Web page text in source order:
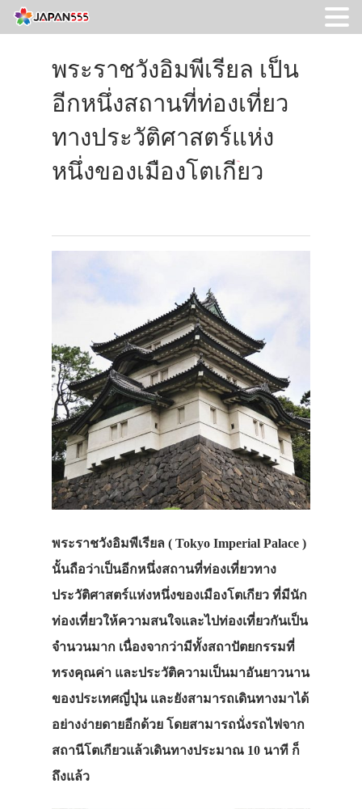
พระราชวังอิมพีเรียล เป็น
อีกหนึ่งสถานที่ท่องเที่ยว
ทางประวัติศาสตร์แห่ง
หนึ่งของเมืองโตเกียว
พระราชวังอิมพีเรียล ( Tokyo Imperial Palace )
นั้นถือว่าเป็นอีกหนึ่งสถานที่ท่องเที่ยวทาง
ประวัติศาสตร์แห่งหนึ่งของเมืองโตเกียว ที่มีนัก
ท่องเที่ยวให้ความสนใจและไปท่องเที่ยวกันเป็น
จำนวนมาก เนื่องจากว่ามีทั้งสถาปัตยกรรมที่
ทรงคุณค่า และประวัติความเป็นมาอันยาวนาน
ของประเทศญี่ปุ่น และยังสามารถเดินทางมาได้
อย่างง่ายดายอีกด้วย โดยสามารถนั่งรถไฟจาก
สถานีโตเกียวแล้วเดินทางประมาณ 10 นาที ก็
ถึงแล้ว